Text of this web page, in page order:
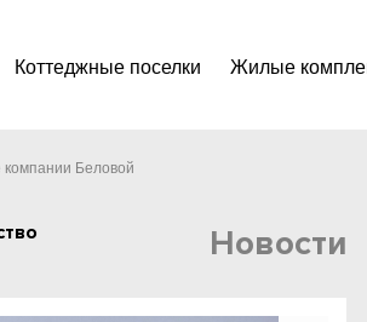
Коттеджные поселки Жилые
компании Беловой
Новости